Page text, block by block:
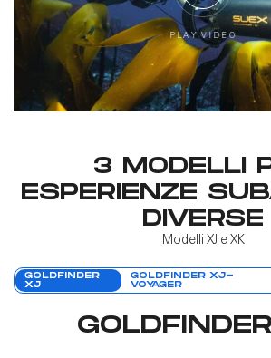
PLAY VID EO
3 MODELLI
ESPERIENZE
DIVERSE
Modelli XJ e XK
GOLDFINDER
XJ
GOLDFINDER XJ-
VOYAGER